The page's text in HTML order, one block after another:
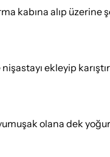
kabına alıp
ekleyip
olana dek